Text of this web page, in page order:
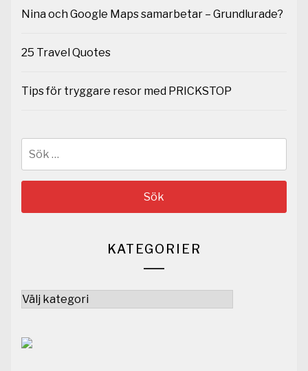
Nina och Google Maps samarbetar – Grundlurade?
25 Travel Quotes
Tips för tryggare resor med PRICKSTOP
KATEGORIER
Kategorier